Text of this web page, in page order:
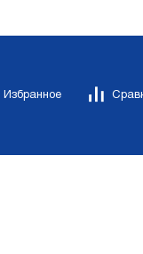
Избранное